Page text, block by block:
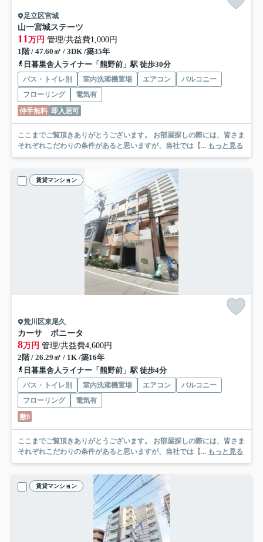
足立区宮城
山一宮城ステーツ
11 万円 管理/共益費1,000円
1階 / 47.60㎡ / 3DK /築35年
日暮里舎人ライナー「熊野前」駅 徒歩30分
バス・トイレ別 室内洗濯機置場 エアコン
バルコニー
フローリング
電気有
仲手無料 即入居可
ここまでご覧頂きありがとうございます。 お部屋探しの際には、皆さま
それぞれこだわりの条件があると思いますが、当社では【... もっと見る
賃貸マンション
荒川区東尾久
カーサ ボニータ
8万円 管理/共益費4,600円
2階 / 26.29㎡ / 1K /築16年
日暮里舎人ライナー「熊野前」駅 徒歩4分
バス・トイレ別 室内洗濯機置場 エアコン
バルコニー
フローリング
電気有
敷0
ここまでご覧頂きありがとうございます。 お部屋探しの際には、皆さま
それぞれこだわりの条件があると思いますが、当社では【... もっと見る
賃貸マンション